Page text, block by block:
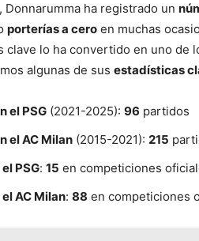
ha registrado un
porterías a cero en muchas
clave lo ha convertido en uno de
algunas de sus estadísticas
el PSG (2021-2025): 96 partidos
el AC Milan (2015-2021): 215
PSG: 15 en competiciones
AC Milan: 88 en competiciones